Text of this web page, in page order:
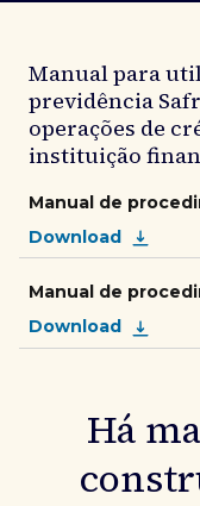
Manual para
previdência
operações de
instituição
Manual de
Download
Manual de
Download
Há